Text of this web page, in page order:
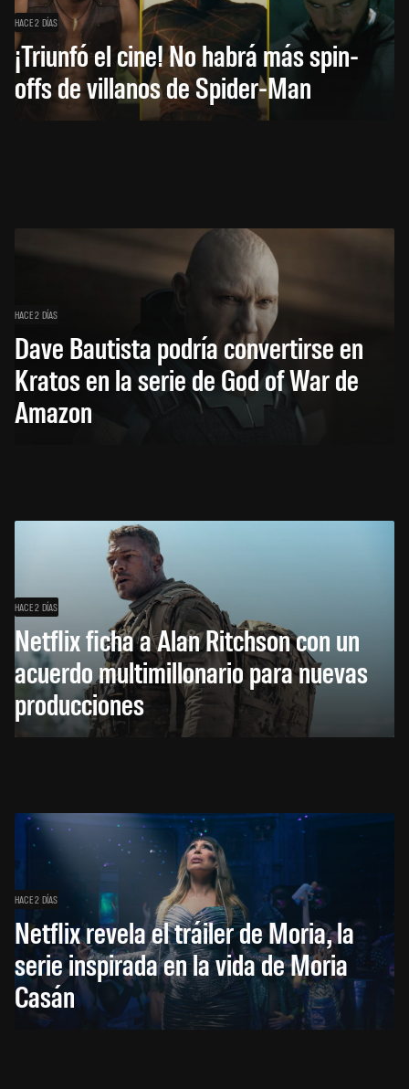
HACE 2 DÍAS
¡Triunfó el cine! No habrá más spin-
offs de villanos de Spider-Man
HACE 2 DÍAS
Dave Bautista podría convertirse en
Kratos en la serie de God of War de
Amazon
HACE 2 DÍAS
Netflix ficha a Alan Ritchson con un
acuerdo multimillonario para nuevas
producciones
HACE 2 DÍAS
Netflix revela el tráiler de Moria, la
serie inspirada en la vida de Moria
Casán